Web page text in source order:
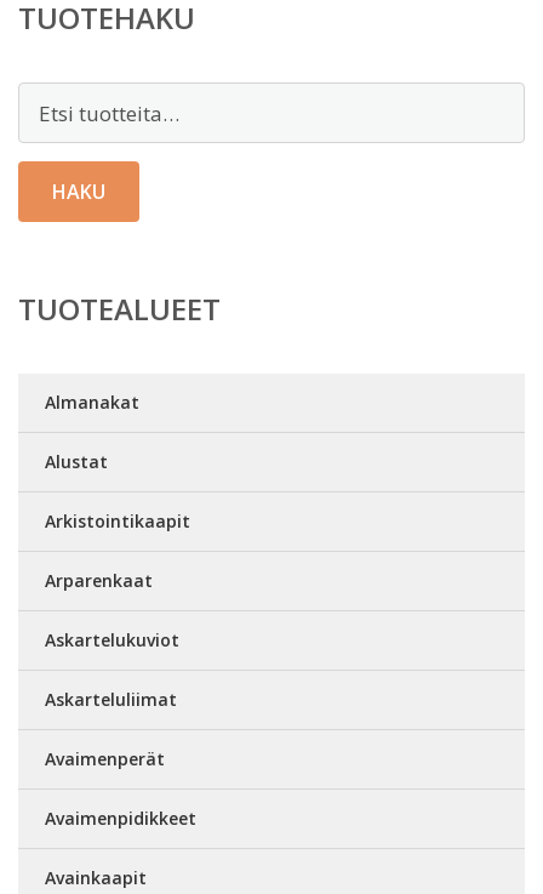
TUOTEHAKU
HAKU
TUOTEALUEET
Almanakat
Alustat
Arkistointikaapit
Arparenkaat
Askartelukuviot
Askarteluliimat
Avaimenperät
Avaimenpidikkeet
Avainkaapit